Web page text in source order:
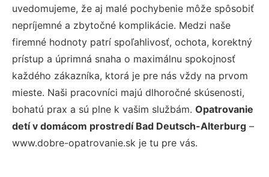
uvedomujeme, že aj malé pochybenie môže spôsobiť
nepríjemné a zbytočné komplikácie. Medzi naše
firemné hodnoty patrí spoľahlivosť, ochota, korektný
prístup a úprimná snaha o maximálnu spokojnosť
každého zákazníka, ktorá je pre nás vždy na prvom
mieste. Naši pracovníci majú dlhoročné skúsenosti,
bohatú prax a sú plne k vašim službám. Opatrovanie
detí v domácom prostredí Bad Deutsch-Alterburg –
www.dobre-opatrovanie.sk je tu pre vás.